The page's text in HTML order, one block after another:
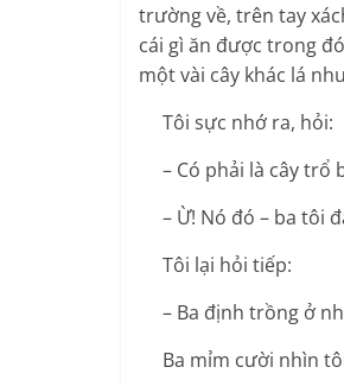
trường về, trên tay
cái gì ăn được trong
một vài cây khác lá
Tôi sực nhớ ra, hỏi:
– Có phải là cây trổ
– Ừ! Nó đó – ba tôi
Tôi lại hỏi tiếp:
– Ba định trồng ở
Ba mỉm cười nhìn